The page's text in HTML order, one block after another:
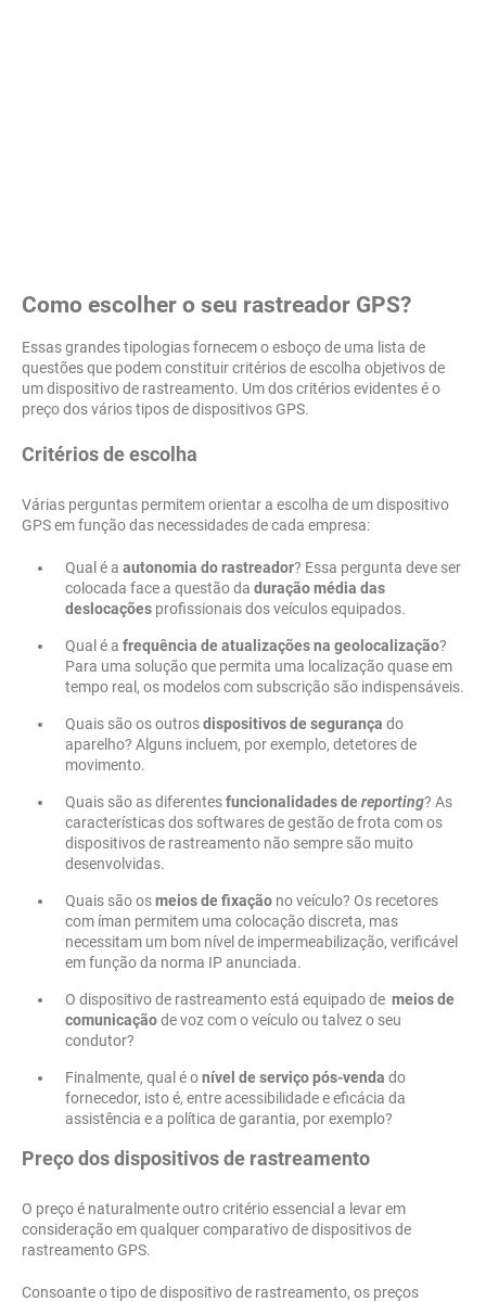
Como escolher o seu rastreador GPS?
Essas grandes tipologias fornecem o esboço de uma lista de
questões que podem constituir critérios de escolha objetivos de
um dispositivo de rastreamento. Um dos critérios evidentes é o
preço dos vários tipos de dispositivos GPS.
Critérios de escolha
Várias perguntas permitem orientar a escolha de um dispositivo
GPS em função das necessidades de cada empresa:
Qual é a autonomia do rastreador? Essa pergunta deve ser
colocada face a questão da duração média das
deslocações profissionais dos veículos equipados.
Qual é a frequência de atualizações na geolocalização?
Para uma solução que permita uma localização quase em
tempo real, os modelos com subscrição são indispensáveis.
Quais são os outrosdispositivos de segurança do
aparelho? Alguns incluem, por exemplo, detetores de
movimento.
Quais são as diferentesfuncionalidades dereporting? As
características dos softwares de gestão de frota com os
dispositivos de rastreamento não sempre são muito
desenvolvidas.
Quais são osmeios de fixação no veículo? Os recetores
com íman permitem uma colocação discreta, mas
necessitam um bom nível de impermeabilização, verificável
em função da norma IP anunciada.
O dispositivo de rastreamento está equipado de meios de
comunicaçãode voz com o veículo ou talvez o seu
condutor?
Finalmente, qual é onível de serviço pós-venda do
fornecedor, isto é, entre acessibilidade e eficácia da
assistência e a política de garantia, por exemplo?
Preço dos dispositivos de rastreamento
O preço é naturalmente outro critério essencial a levar em
consideração em qualquer comparativo de dispositivos de
rastreamento GPS.
Consoante o tipo de dispositivo de rastreamento, os preços